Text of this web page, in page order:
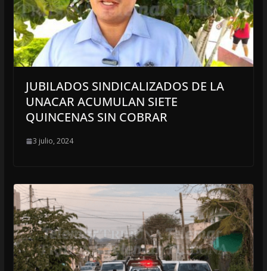
JUBILADOS SINDICALIZADOS DE LA
UNACAR ACUMULAN SIETE
QUINCENAS SIN COBRAR
3 julio, 2024